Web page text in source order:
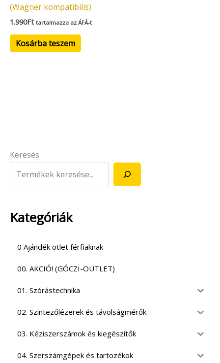
Keresés
Kategóriák
0 Ajándék ötlet férfiaknak
00. AKCIÓ! (GÓCZI-OUTLET)
01. Szórástechnika
02. Szintezőlézerek és távolságmérők
03. Kéziszerszámok és kiegészítők
04. Szerszámgépek és tartozékok
(Wagner kompatibilis)
1.990Ft tartalmazza az ÁFÁ-t
Kosárba teszem